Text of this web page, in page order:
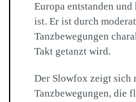
Europa entstanden
ist. Er ist durch
Tanzbewegungen
Takt getanzt wird.
Der Slowfox zeigt sich
Tanzbewegungen, die